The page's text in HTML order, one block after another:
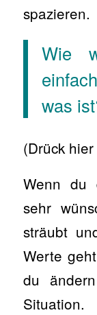
spazieren.
Wie
was
(Drück
Wenn du
sehr
sträubt
Werte
du
Situation.